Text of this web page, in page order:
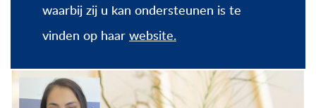
waarbij zij u kan ondersteunen is te
vinden op haar website.